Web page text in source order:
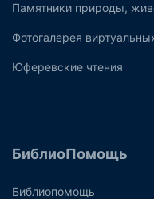
Памятники природы,
Фотогалерея
Юферевские чтения
БиблиоПомощь
Библиопомощь